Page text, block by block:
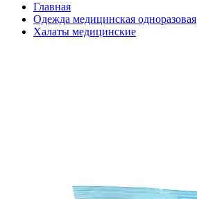
Главная
Одежда медицинская одноразовая
Халаты медицинские